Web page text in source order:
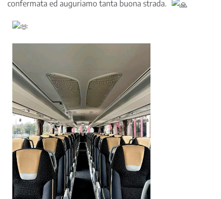
confermata ed auguriamo tanta buona strada.